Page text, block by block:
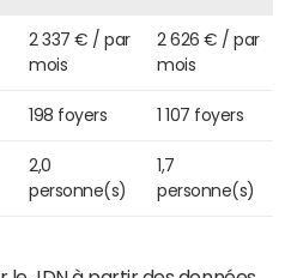
2 337 € / par
mois
2 626 € / par
mois
198 foyers 1 107 foyers
2,0
personne(s)
1,7
personne(s)